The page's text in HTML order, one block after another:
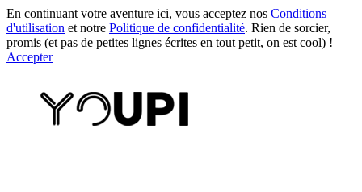
En continuant votre aventure ici, vous acceptez nos Conditions
d'utilisation et notre Politique de confidentialité. Rien de sorcier,
promis (et pas de petites lignes écrites en tout petit, on est cool) !
Accepter